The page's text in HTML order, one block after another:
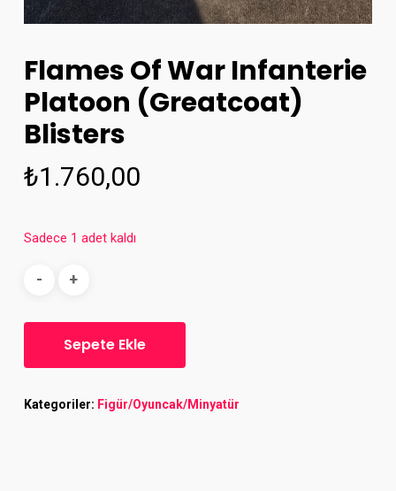
Flames Of War Infanterie
Platoon (Greatcoat)
Blisters
₺1.760,00
Sadece 1 adet kaldı
Sepete Ekle
Kategoriler: Figür/Oyuncak/Minyatür